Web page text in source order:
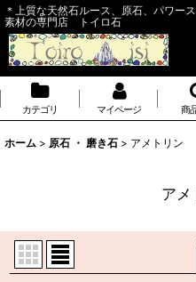
＊上質な天然石ルース、原石、パワー
素材の専門店 トイロ石
カテゴリ マイページ 商
ホーム > 原石 ・ 磨き石 > アメトリン
アメ